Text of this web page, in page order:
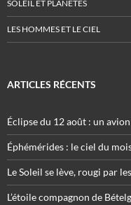
SOLEIL ET PLANÈTES
LES HOMMES ET LE CIEL
ARTICLES RÉCENTS
Éclipse du 12 août : un
Éphémérides : le ciel du
Le Soleil se lève, rougi par
L’étoile compagnon de